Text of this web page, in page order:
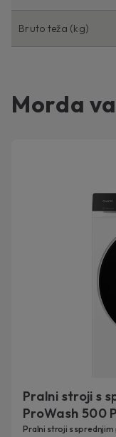
Bruto teža (kg)
Morda
Pralni stroji s
ProWash 500
Pralni stroji s